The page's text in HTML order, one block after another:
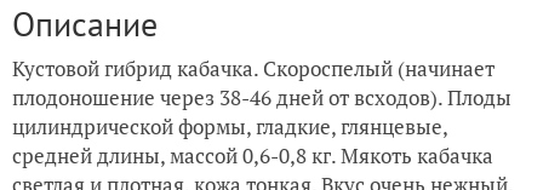
Описание
Кустовой гибрид кабачка. Скороспелый (начинает
плодоношение через 38-46 дней от всходов).Плоды
цилиндрической формы, гладкие, глянцевые,
средней длины, массой 0,6-0,8 кг. Мякоть кабачка